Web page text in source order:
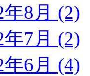
年8月 (2)
年7月 (2)
年6月 (4)